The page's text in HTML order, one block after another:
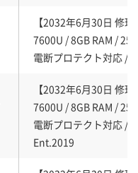
【2032年6月30日 修
7600U / 8GB RAM /
電断プロテクト対応 /
【2032年6月30日 修
7600U / 8GB RAM /
電断プロテクト対応 /
Ent.2019